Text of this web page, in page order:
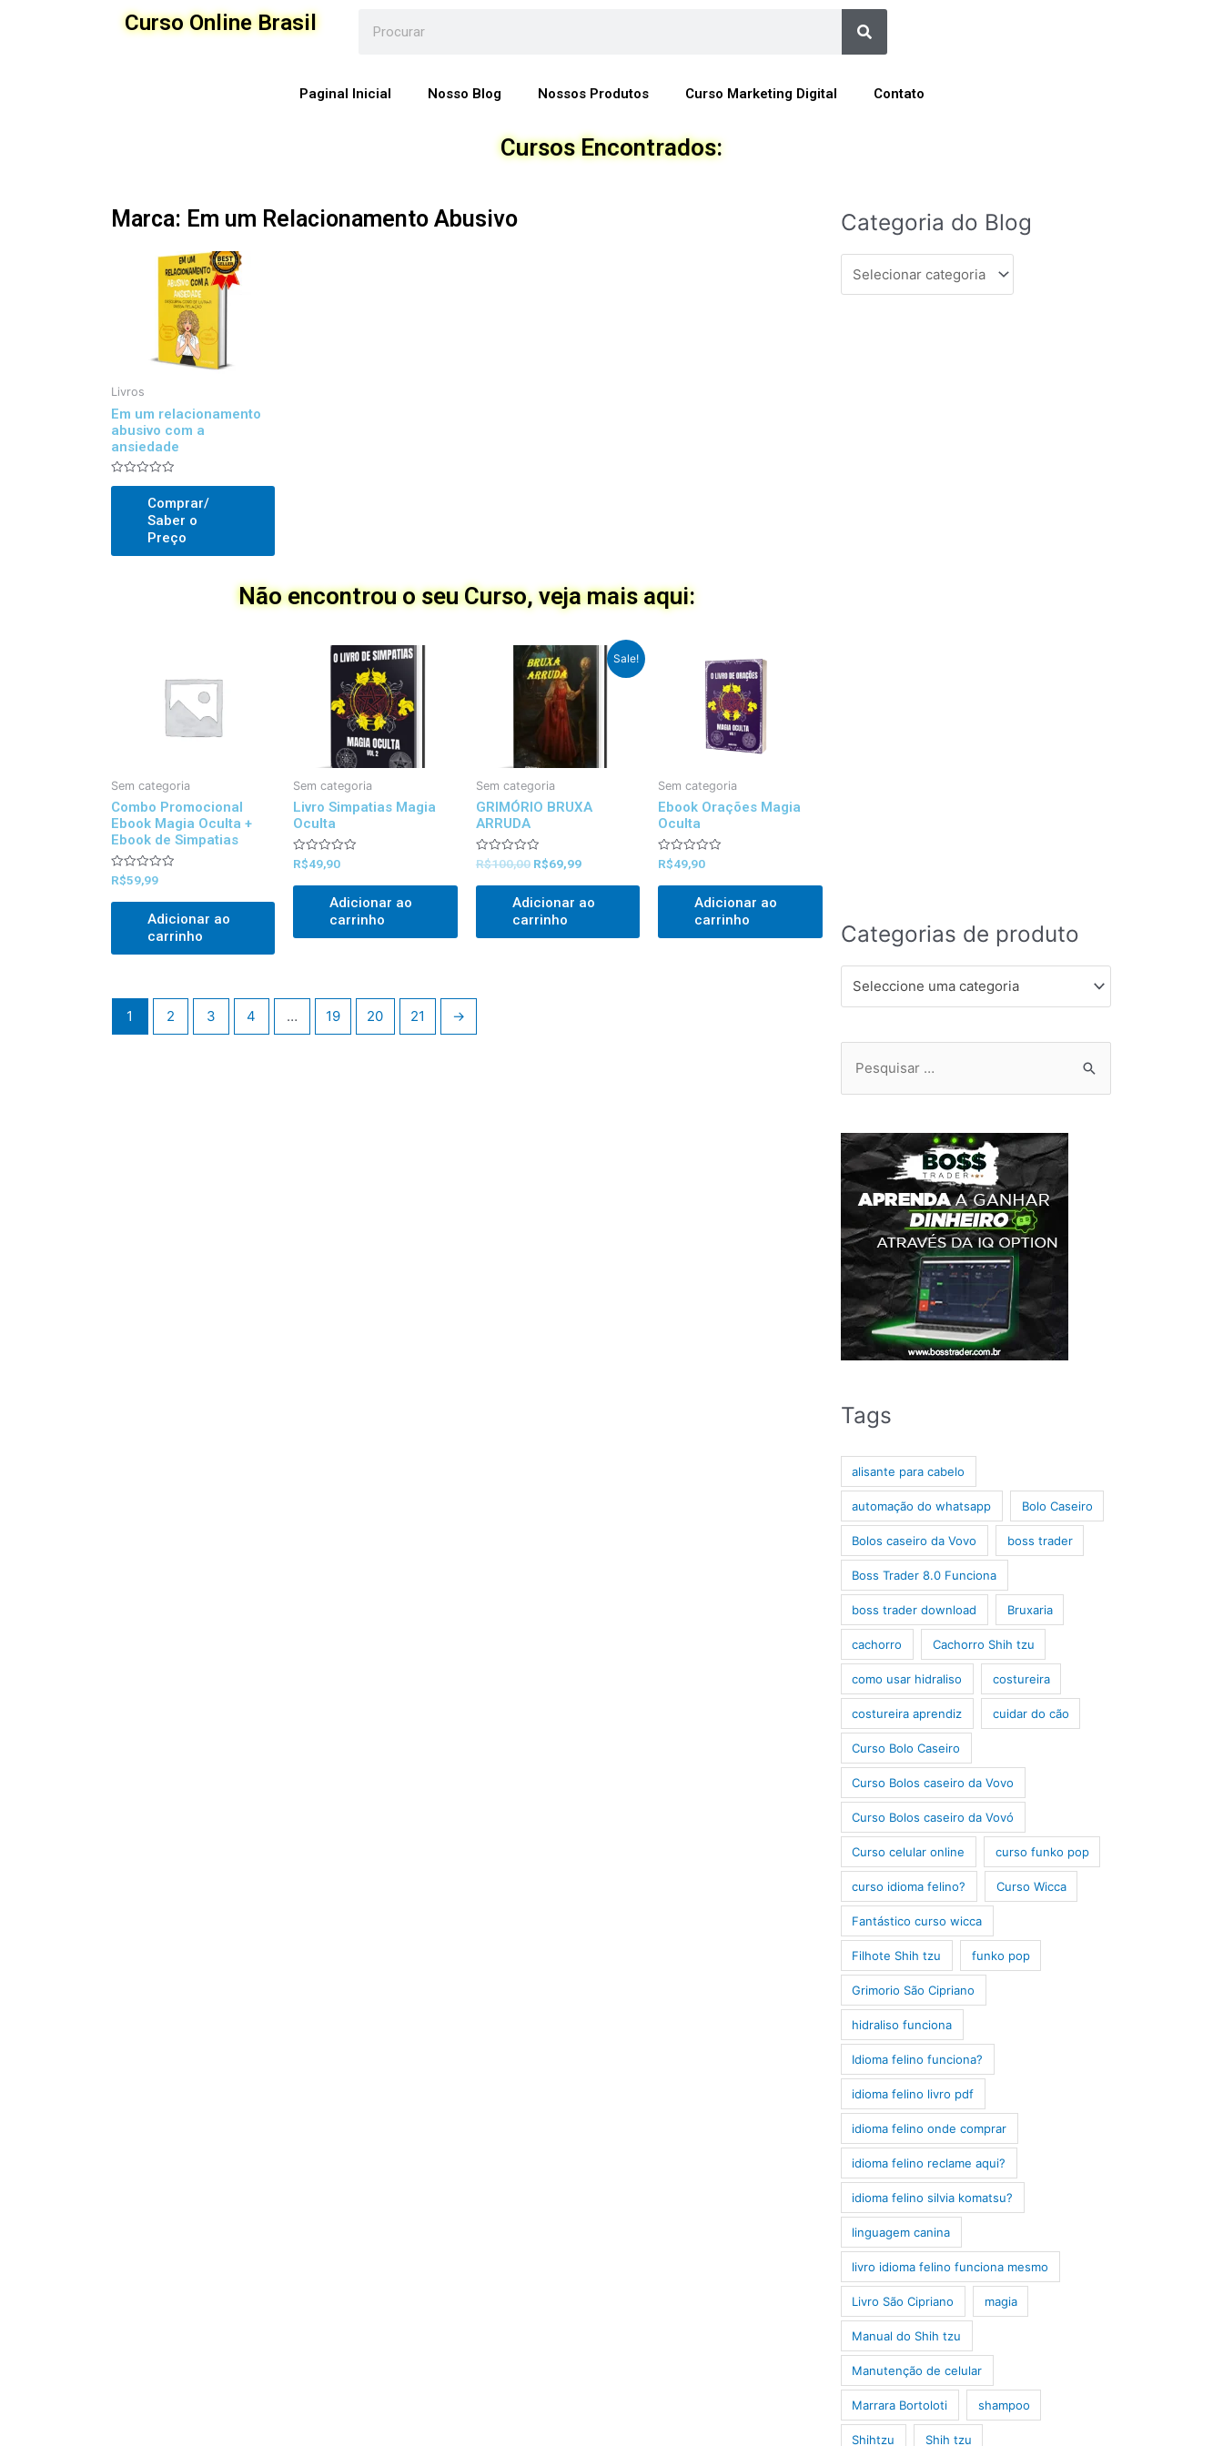
Curso Online Brasil Search
Paginal Inicial Nosso Blog Nossos Produtos Curso Marketing Digital Contato
Cursos Encontrados:
Marca: Em um Relacionamento Abusivo
Livros
Em um relacionamento
abusivo com a
ansiedade
Avaliado
Comprar/
Saber o
Preço
Não encontrou o seu Curso, veja mais aqui:
Sem categoria
Combo Promocional
Ebook Magia Oculta +
Ebook de Simpatias
Avaliado
out
R$59,99
Adicionar ao
carrinho
Sem categoria
Livro Simpatias Magia
Oculta
Avaliado
out
R$49,90
Adicionar ao
carrinho
Sale!
Sem categoria
GRIMÓRIO BRUXA
ARRUDA
Avaliado
out
R$100,00
Preço
Original
foi:
R$100,00.
R$69,99
Preço
atual
é:
R$69,99.
Adicionar ao
carrinho
Sem categoria
Ebook Orações Magia
Oculta
Avaliado
out
R$49,90
Adicionar ao
carrinho
1 2 3 4 … 19 20 21 →
Categoria do Blog
Categoria
Blog
Categorias de produto
Seleccione uma categoria
Pesquisar
por:
Tags
alisante para cabelo
automação do whatsapp Bolo Caseiro
Bolos caseiro da Vovo boss trader
Boss Trader 8.0 Funciona
boss trader download Bruxaria
cachorro Cachorro Shih tzu
como usar hidraliso costureira
costureira aprendiz cuidar do cão
Curso Bolo Caseiro
Curso Bolos caseiro da Vovo
Curso Bolos caseiro da Vovó
Curso celular online curso funko pop
curso idioma felino? Curso Wicca
Fantástico curso wicca
Filhote Shih tzu funko pop
Grimorio São Cipriano
hidraliso funciona
Idioma felino funciona?
idioma felino livro pdf
idioma felino onde comprar
idioma felino reclame aqui?
idioma felino silvia komatsu?
linguagem canina
livro idioma felino funciona mesmo
Livro São Cipriano magia
Manual do Shih tzu
Manutenção de celular
Marrara Bortoloti shampoo
Shihtzu Shih tzu